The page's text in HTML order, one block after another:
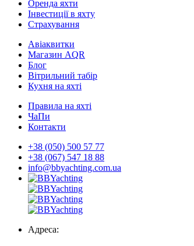
Оренда яхти
Інвестиції в яхту
Страхування
Авіаквитки
Магазин AQR
Блог
Вітрильний табір
Кухня на яхті
Правила на яхті
ЧаПи
Контакти
+38 (050) 500 57 77
+38 (067) 547 18 88
info@bbyachting.com.ua
Адреса: